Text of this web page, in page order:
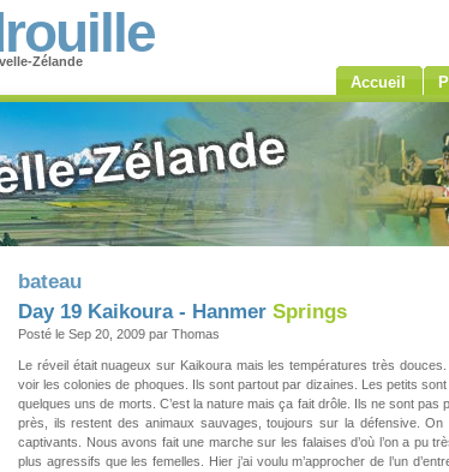
Zélande
Accueil
bateau
Day 19 Kaikoura - Hanmer Springs
Posté le Sep 20, 2009 par Thomas
Le réveil était nuageux sur Kaikoura mais les températures très
voir les colonies de phoques. Ils sont partout par dizaines. Les petits
quelques uns de morts. C’est la nature mais ça fait drôle. Ils ne sont
près, ils restent des animaux sauvages, toujours sur la défensive.
captivants. Nous avons fait une marche sur les falaises d’où l’on a pu
plus agressifs que les femelles. Hier j’ai voulu m’approcher de l’un